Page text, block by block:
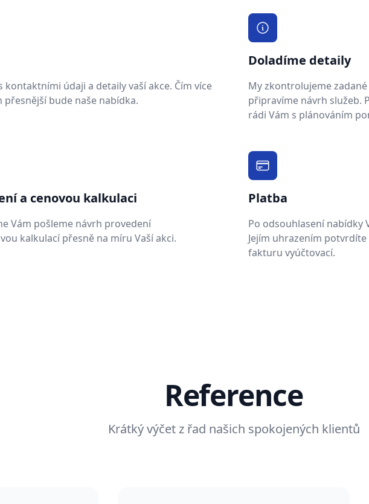
údaji a detaily vaší akce. Čím více
bude naše nabídka.
Doladíme detaily
My zkontrolujeme
připravíme návrh služeb.
rádi Vám s plánováním
a cenovou kalkulaci
Vám pošleme návrh provedení
kalkulací přesně na míru Vaší akci.
Platba
Po odsouhlasení nabídky
Jejím uhrazením
fakturu vyúčtovací.
Reference
Krátký výčet z řad našich spokojených klientů